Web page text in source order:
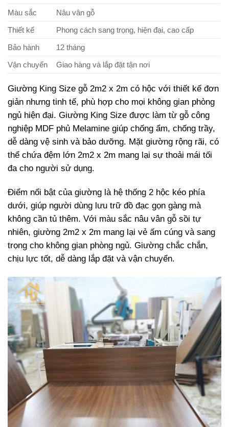
Màu sắc
Nâu vân gỗ
Thiết kế
Phong cách sang trọng, hiện đại, cao cấp
Bảo hành
12 tháng
Vận chuyển
Giao hàng và lắp đặt tận nơi
Giường King Size gỗ 2m2 x 2m có hộc với thiết kế đơn
giản nhưng tinh tế, phù hợp cho mọi không gian phòng
ngủ hiện đại. Giường King Size được làm từ gỗ công
nghiệp MDF phủ Melamine giúp chống ẩm, chống trầy,
dễ dàng vệ sinh và bảo dưỡng. Mặt giường rộng rãi, có
thể chứa đệm lớn 2m2 x 2m mang lại sự thoải mái tối
đa cho người sử dụng.
Điểm nổi bật của giường là hệ thống 2 hộc kéo phía
dưới, giúp người dùng lưu trữ đồ đạc gọn gàng mà
không cần tủ thêm. Với màu sắc nâu vân gỗ sồi tự
nhiên, giường 2m2 x 2m mang lại vẻ ấm cúng và sang
trọng cho không gian phòng ngủ. Giường chắc chắn,
chịu lực tốt, dễ dàng lắp đặt và vận chuyển.